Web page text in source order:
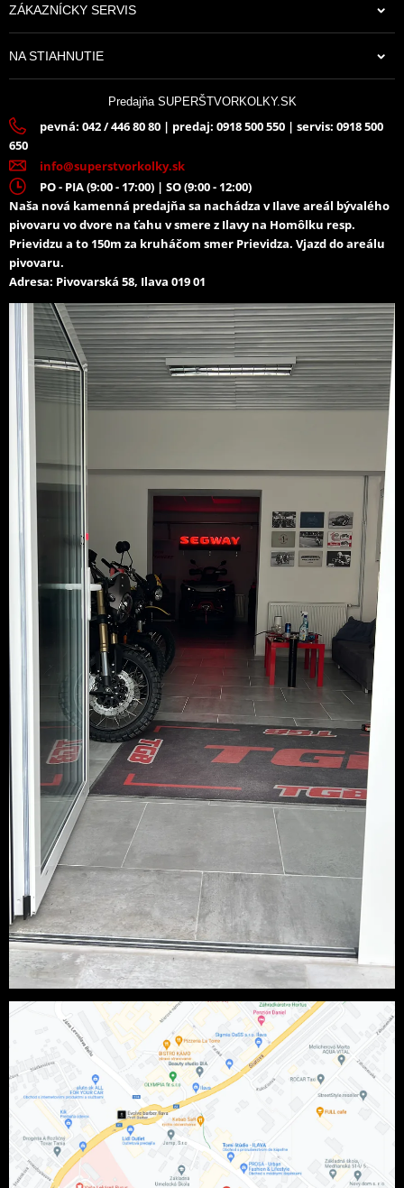
ZÁKAZNÍCKY SERVIS
NA STIAHNUTIE
Predajňa SUPERŠTVORKOLKY.SK
pevná: 042 / 446 80 80 | predaj: 0918 500 550 | servis: 0918 500
650
info@superstvorkolky.sk
PO - PIA (9:00 - 17:00) | SO (9:00 - 12:00)
Naša nová kamenná predajňa sa nachádza v Ilave areál bývalého
pivovaru vo dvore na ťahu v smere z Ilavy na Homôlku resp.
Prievidzu a to 150m za kruháčom smer Prievidza. Vjazd do areálu
pivovaru.
Adresa: Pivovarská 58, Ilava 019 01